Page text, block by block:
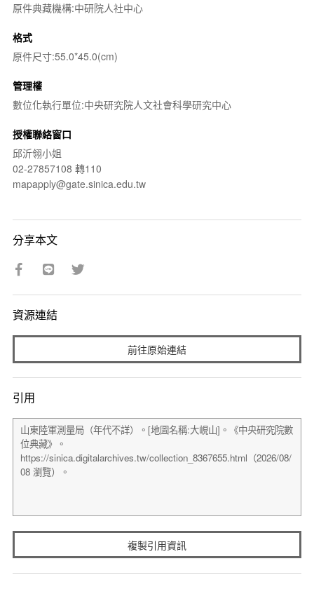
原件典藏機構:中研院人社中心
格式
原件尺寸:55.0*45.0(cm)
管理權
數位化執行單位:中央研究院人文社會科學研究中心
授權聯絡窗口
邱沂翎小姐
02-27857108 轉110
mapapply@gate.sinica.edu.tw
分享本文
資源連結
前往原始連結
引用
複製引用資訊